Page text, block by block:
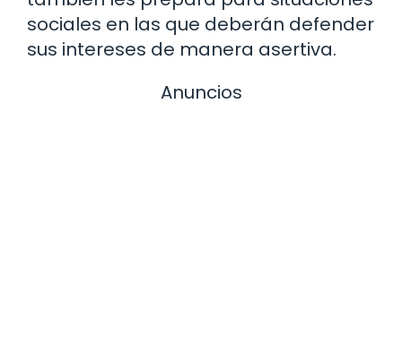
sociales en las que deberán defender
sus intereses de manera asertiva.
Anuncios